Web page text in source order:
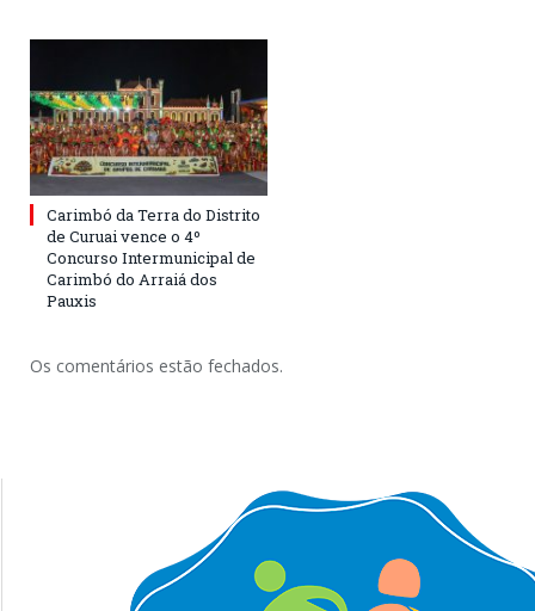
Carimbó da Terra do Distrito
de Curuai vence o 4º
Concurso Intermunicipal de
Carimbó do Arraiá dos
Pauxis
Os comentários estão fechados.